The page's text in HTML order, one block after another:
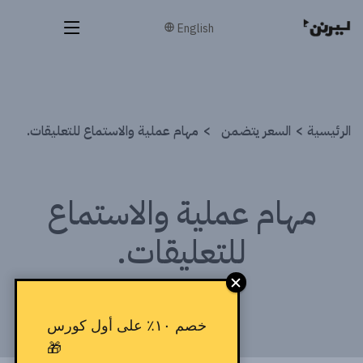
English
الرئيسية السعر يتضمن مهام عملية والاستماع للتعليقات.
مهام عملية والاستماع
للتعليقات.
خصم ١٠٪ على أول كورس
🎁